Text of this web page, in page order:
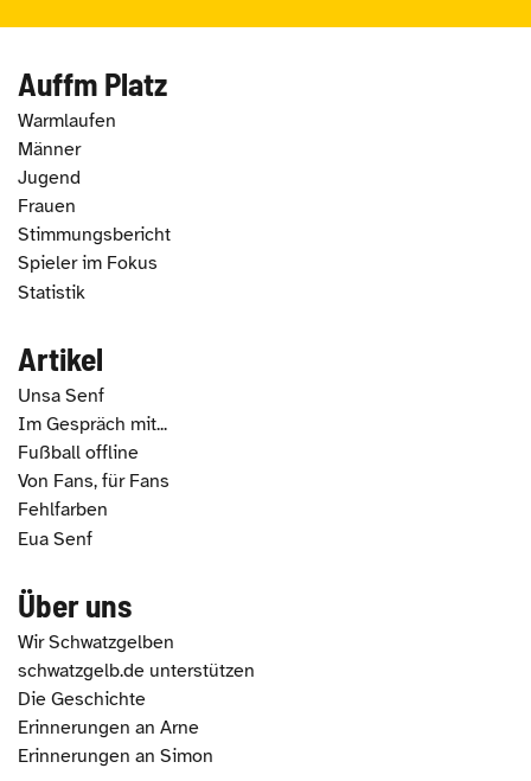
Auffm Platz
Warmlaufen
Männer
Jugend
Frauen
Stimmungsbericht
Spieler im Fokus
Statistik
Artikel
Unsa Senf
Im Gespräch mit...
Fußball offline
Von Fans, für Fans
Fehlfarben
Eua Senf
Über uns
Wir Schwatzgelben
schwatzgelb.de unterstützen
Die Geschichte
Erinnerungen an Arne
Erinnerungen an Simon